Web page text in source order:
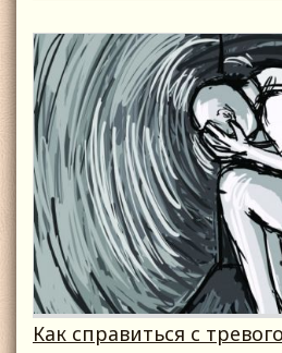
Как справиться с